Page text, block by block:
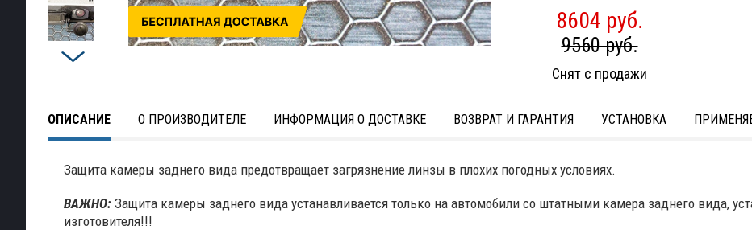
8604 руб.
9560 руб.
Снят с продажи
ОПИСАНИЕ О ПРОИЗВОДИТЕЛЕ ИНФОРМАЦИЯ О ДОСТАВКЕ ВОЗВРАТ И ГАРАНТИЯ УСТАНОВКА
Защита камеры заднего вида предотвращает загрязнение линзы в плохих погодных условиях.
ВАЖНО: Защита камеры заднего вида устанавливается только на автомобили со штатными камера заднего вида,
изготовителя!!!